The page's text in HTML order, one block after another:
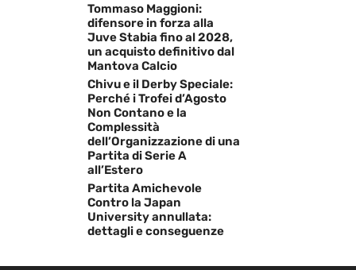
Tommaso Maggioni:
difensore in forza alla
Juve Stabia fino al 2028,
un acquisto definitivo dal
Mantova Calcio
Chivu e il Derby Speciale:
Perché i Trofei d’Agosto
Non Contano e la
Complessità
dell’Organizzazione di una
Partita di Serie A
all’Estero
Partita Amichevole
Contro la Japan
University annullata:
dettagli e conseguenze